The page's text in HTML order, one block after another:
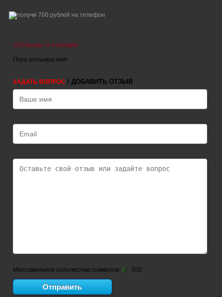
Отзывы о товаре
Пока отзывов нет
ЗАДАТЬ ВОПРОС / ДОБАВИТЬ ОТЗЫВ
Максимальное количество символов: 0/ 500